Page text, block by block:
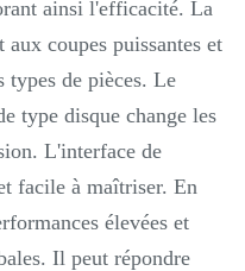
ainsi l'efficacité. La
coupes puissantes et
types de pièces. Le
type disque change les
L'interface de
facile à maîtriser. En
élevées et
Il peut répondre